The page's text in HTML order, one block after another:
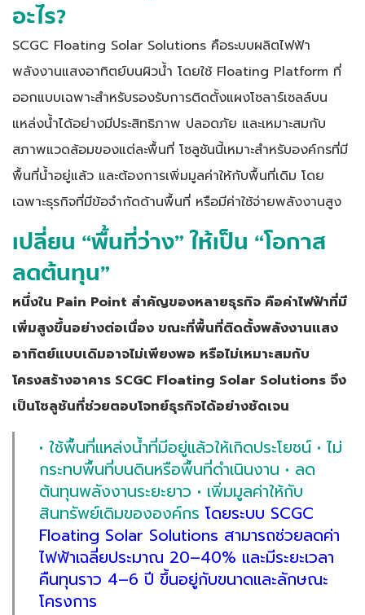
อะไร?
SCGC Floating Solar Solutions คือระบบผลิตไฟฟ้า
พลังงานแสงอาทิตย์บนผิวน้ำ โดยใช้ Floating Platform ที่
ออกแบบเฉพาะสำหรับรองรับการติดตั้งแผงโซลาร์เซลล์บน
แหล่งน้ำได้อย่างมีประสิทธิภาพ ปลอดภัย และเหมาะสมกับ
สภาพแวดล้อมของแต่ละพื้นที่ โซลูชันนี้เหมาะสำหรับองค์กรที่มี
พื้นที่น้ำอยู่แล้ว และต้องการเพิ่มมูลค่าให้กับพื้นที่เดิม โดย
เฉพาะธุรกิจที่มีข้อจำกัดด้านพื้นที่ หรือมีค่าใช้จ่ายพลังงานสูง
เปลี่ยน “พื้นที่ว่าง” ให้เป็น “โอกาส
ลดต้นทุน”
หนึ่งใน Pain Point สำคัญของหลายธุรกิจ คือค่าไฟฟ้าที่มี
เพิ่มสูงขึ้นอย่างต่อเนื่อง ขณะที่พื้นที่ติดตั้งพลังงานแสง
อาทิตย์แบบเดิมอาจไม่เพียงพอ หรือไม่เหมาะสมกับ
โครงสร้างอาคาร SCGC Floating Solar Solutions จึง
เป็นโซลูชันที่ช่วยตอบโจทย์ธุรกิจได้อย่างชัดเจน
• ใช้พื้นที่แหล่งน้ำที่มีอยู่แล้วให้เกิดประโยชน์ • ไม่
กระทบพื้นที่บนดินหรือพื้นที่ดำเนินงาน • ลด
ต้นทุนพลังงานระยะยาว • เพิ่มมูลค่าให้กับ
สินทรัพย์เดิมขององค์กร โดยระบบ SCGC
Floating Solar Solutions สามารถช่วยลดค่า
ไฟฟ้าเฉลี่ยประมาณ 20–40% และมีระยะเวลา
คืนทุนราว 4–6 ปี ขึ้นอยู่กับขนาดและลักษณะ
โครงการ